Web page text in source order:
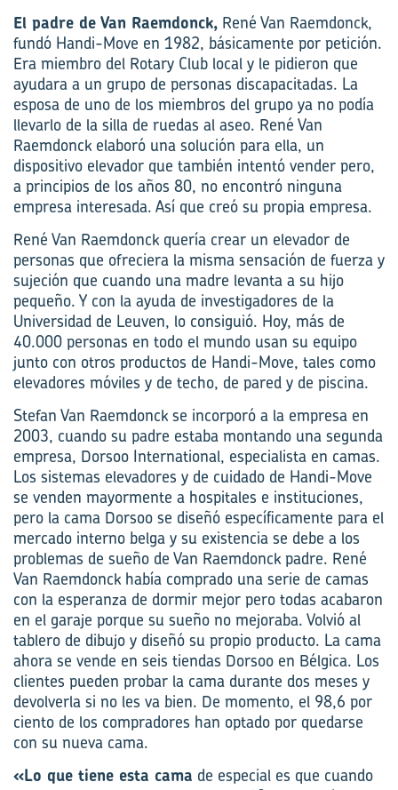
El padre de Van Raemdonck, René Van Raemdonck,
fundó Handi-Move en 1982, básicamente por petición.
Era miembro del Rotary Club local y le pidieron que
ayudara a un grupo de personas discapacitadas. La
esposa de uno de los miembros del grupo ya no podía
llevarlo de la silla de ruedas al aseo. René Van
Raemdonck elaboró una solución para ella, un
dispositivo elevador que también intentó vender pero,
a principios de los años 80, no encontró ninguna
empresa interesada. Así que creó su propia empresa.
René Van Raemdonck quería crear un elevador de
personas que ofreciera la misma sensación de fuerza y
sujeción que cuando una madre levanta a su hijo
pequeño. Y con la ayuda de investigadores de la
Universidad de Leuven, lo consiguió. Hoy, más de
40.000 personas en todo el mundo usan su equipo
junto con otros productos de Handi-Move, tales como
elevadores móviles y de techo, de pared y de piscina.
Stefan Van Raemdonck se incorporó a la empresa en
2003, cuando su padre estaba montando una segunda
empresa, Dorsoo International, especialista en camas.
Los sistemas elevadores y de cuidado de Handi-Move
se venden mayormente a hospitales e instituciones,
pero la cama Dorsoo se diseñó específicamente para el
mercado interno belga y su existencia se debe a los
problemas de sueño de Van Raemdonck padre. René
Van Raemdonck había comprado una serie de camas
con la esperanza de dormir mejor pero todas acabaron
en el garaje porque su sueño no mejoraba. Volvió al
tablero de dibujo y diseñó su propio producto. La cama
ahora se vende en seis tiendas Dorsoo en Bélgica. Los
clientes pueden probar la cama durante dos meses y
devolverla si no les va bien. De momento, el 98,6 por
ciento de los compradores han optado por quedarse
con su nueva cama.
«Lo que tiene esta cama de especial es que cuando